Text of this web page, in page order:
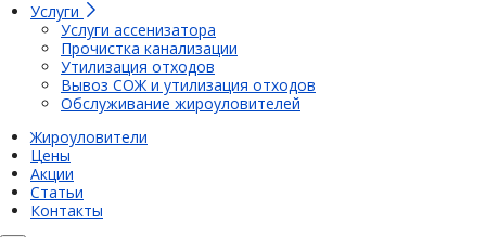
Услуги
Услуги ассенизатора
Прочистка канализации
Утилизация отходов
Вывоз СОЖ и утилизация отходов
Обслуживание жироуловителей
Жироуловители
Цены
Акции
Статьи
Контакты